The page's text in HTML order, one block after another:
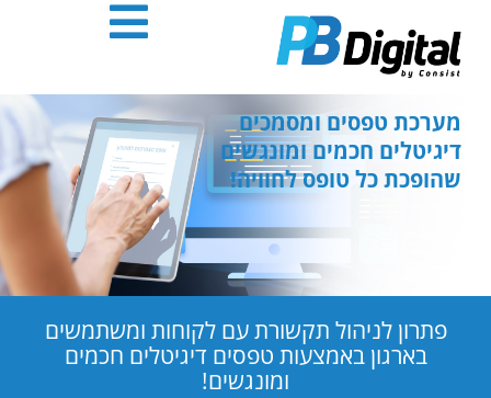
אנטר
מערכת טפסים ומסמכים
דיגיטלים חכמים ומונגשים
שהופכת כל טופס לחוויה!
פתרון לניהול תקשורת עם לקוחות ומשתמשים
בארגון באמצעות טפסים דיגיטלים חכמים
ומונגשים!